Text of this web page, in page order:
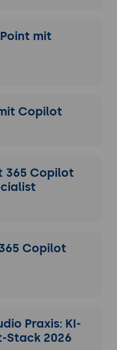
mit
Copilot
365 Copilot
Copilot
Praxis: KI-
Stack 2026